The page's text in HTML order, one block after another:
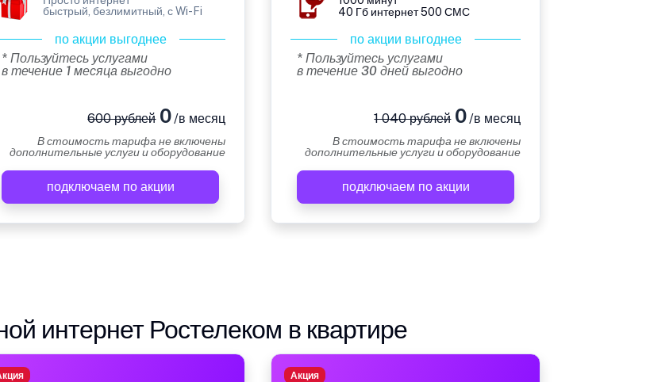
быстрый, безлимитный, с Wi-Fi
по акции выгоднее
* Пользуйтесь услугами
в течение 1 месяца выгодно
600 рублей0/в месяц
В стоимость тарифа не включены
дополнительные услуги и оборудование
подключаем по акции
40 Гб интернет 500 СМС
по акции выгоднее
* Пользуйтесь услугами
в течение 30 дней выгодно
1 040 рублей0/в месяц
В стоимость тарифа не включены
дополнительные услуги и оборудование
подключаем по акции
интернет Ростелеком в квартире
Акция